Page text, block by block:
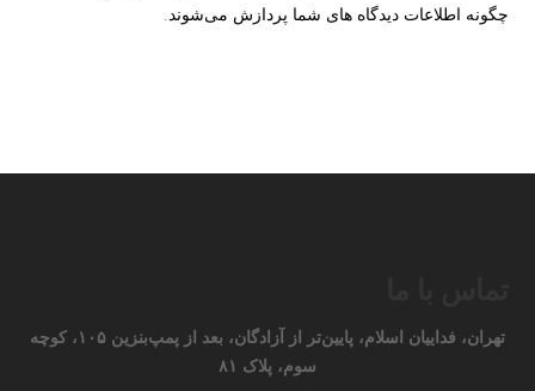
چگونه اطلاعات دیدگاه های شما پردازش می‌شوند.
تهران، فداییان اسلام، پایین‌تر از آزادگان، بعد از پمپ‌بنزین ۱۰۵، کوچه
سوم، پلاک ۸۱